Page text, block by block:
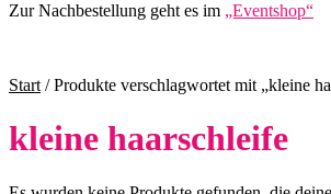
Zur Nachbestellung geht es im „Eventshop“
Start /Produkte verschlagwortet mit „kleine
kleine haarschleife